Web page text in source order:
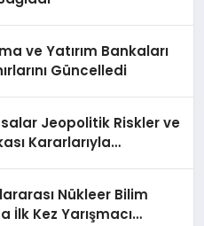
ve Yatırım Bankaları
Güncelledi
Jeopolitik Riskler ve
Kararlarıyla
Nükleer Bilim
İlk Kez Yarışmacı